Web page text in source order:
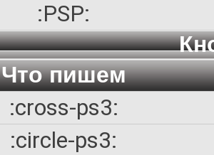
:PSP:
Что пишем
:cross-ps3:
:circle-ps3: